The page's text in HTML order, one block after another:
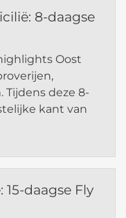
8-daagse
Oost
Tijdens deze 8-
kant van
15-daagse Fly